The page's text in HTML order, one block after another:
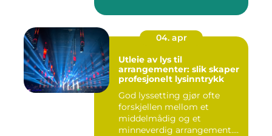
04. apr
Utleie av lys til
arrangementer: slik skaper
profesjonelt lysinntrykk
God lyssetting gjør ofte
forskjellen mellom et
middelmådig og et
minneverdig arrangement.